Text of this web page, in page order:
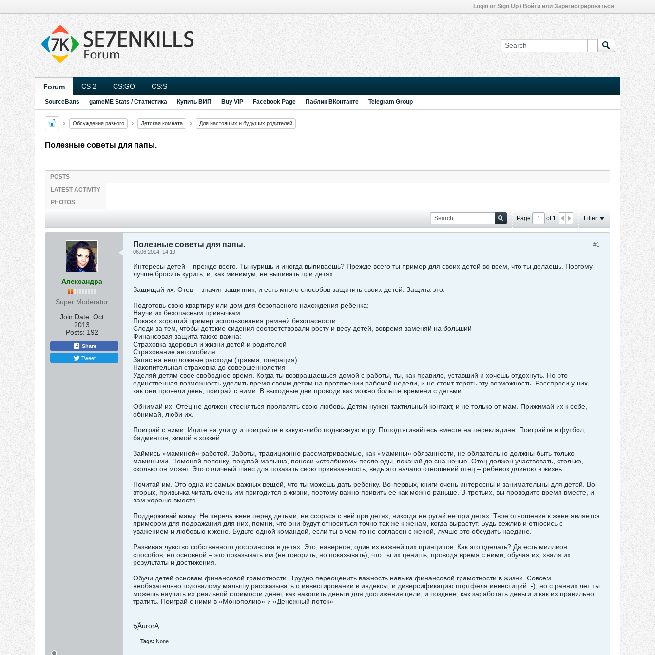
Login or Sign Up / Войти или Зарегистрироваться
Forum CS 2 CS:GO CS:S
SourceBans gameME Stats / Статистика Купить ВИП Buy VIP Facebook Page Паблик ВКонтакте Telegram Group
Обсуждения разного Детская комната Для настоящих и будущих родителей
Полезные советы для папы.
POSTS
LATEST ACTIVITY
PHOTOS
Page of 1 Filter
Александра
Super Moderator
Join Date: Oct
2013
Posts: 192
Share
Tweet
#1
Полезные советы для папы.
06.06.2014, 14:19
Интересы детей – прежде всего. Ты куришь и иногда выпиваешь? Прежде всего ты пример для своих детей во всем, что ты делаешь. Поэтому
лучше бросить курить, и, как минимум, не выпивать при детях.
Защищай их. Отец – значит защитник, и есть много способов защитить своих детей. Защита это:
Подготовь свою квартиру или дом для безопасного нахождения ребенка;
Научи их безопасным привычкам
Покажи хороший пример использования ремней безопасности
Следи за тем, чтобы детские сидения соответствовали росту и весу детей, вовремя заменяй на больший
Финансовая защита также важна:
Страховка здоровья и жизни детей и родителей
Страхование автомобиля
Запас на неотложные расходы (травма, операция)
Накопительная страховка до совершеннолетия
Уделяй детям свое свободное время. Когда ты возвращаешься домой с работы, ты, как правило, уставший и хочешь отдохнуть. Но это
единственная возможность уделить время своим детям на протяжении рабочей недели, и не стоит терять эту возможность. Расспроси у них,
как они провели день, поиграй с ними. В выходные дни проводи как можно больше времени с детьми.
Обнимай их. Отец не должен стесняться проявлять свою любовь. Детям нужен тактильный контакт, и не только от мам. Прижимай их к себе,
обнимай, люби их.
Поиграй с ними. Идите на улицу и поиграйте в какую-либо подвижную игру. Поподтягивайтесь вместе на перекладине. Поиграйте в футбол,
бадминтон, зимой в хоккей.
Займись «маминой» работой. Заботы, традиционно рассматриваемые, как «мамины» обязанности, не обязательно должны быть только
мамиными. Поменяй пеленку, покупай малыша, поноси «столбиком» после еды, покачай до сна ночью. Отец должен участвовать, столько,
сколько он может. Это отличный шанс для показать свою привязанность, ведь это начало отношений отец – ребенок длиною в жизнь.
Почитай им. Это одна из самых важных вещей, что ты можешь дать ребенку. Во-первых, книги очень интересны и занимательны для детей. Во-
вторых, привычка читать очень им пригодится в жизни, поэтому важно привить ее как можно раньше. В-третьих, вы проводите время вместе, и
вам хорошо вместе.
Поддерживай маму. Не перечь жене перед детьми, не ссорься с ней при детях, никогда не ругай ее при детях. Твое отношение к жене является
примером для подражания для них, помни, что они будут относиться точно так же к женам, когда вырастут. Будь вежлив и относись с
уважением и любовью к жене. Будьте одной командой, если ты в чем-то не согласен с женой, лучше это обсудить наедине.
Развивая чувство собственного достоинства в детях. Это, наверное, один из важнейших принципов. Как это сделать? Да есть миллион
способов, но основной – это показывать им (не говорить, но показывать), что ты их ценишь, проводя время с ними, обучая их, хваля их
результаты и достижения.
Обучи детей основам финансовой грамотности. Трудно переоценить важность навыка финансовой грамотности в жизни. Совсем
необязательно годовалому малышу рассказывать о инвестировании в индексы, и диверсификацию портфеля инвестиций :-), но с ранних лет ты
можешь научить их реальной стоимости денег, как накопить деньги для достижения цели, и позднее, как заработать деньги и как их правильно
тратить. Поиграй с ними в «Монополию» и «Денежный поток»
๖ۣۣۜAurorĄ
Tags: None